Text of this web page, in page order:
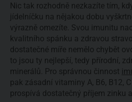
Nic tak rozhodně nezkazíte tím,
jídelníčku na nějakou dobu
výrazně omezíte. Svou imunitu
kvalitního spánku a zdravou
dostatečné míře nemělo chybět
to jsou ty nejlepší, tedy přírodní,
minerálů. Pro správnou činnost
pak zásadní vitaminy A, B6, B12,
prospívá dostatečný příjem zinku a